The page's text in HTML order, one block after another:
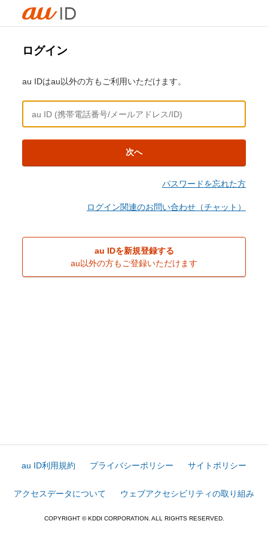
ログイン
au IDはau以外の方もご利用いただけます。
次へ
パスワードを忘れた方
ログイン関連のお問い合わせ（チャット）
au IDを新規登録する
au以外の方もご登録いただけます
au ID利用規約 プライバシーポリシー サイトポリシー
アクセスデータについて ウェブアクセシビリティの取り組み
COPYRIGHT © KDDI CORPORATION. ALL RIGHTS RESERVED.